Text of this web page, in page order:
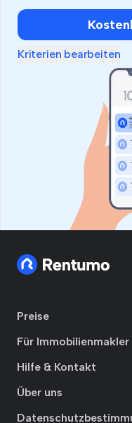
Kriterien bearbeiten
Preise
Für Immobilienmakler
Hilfe & Kontakt
Über uns